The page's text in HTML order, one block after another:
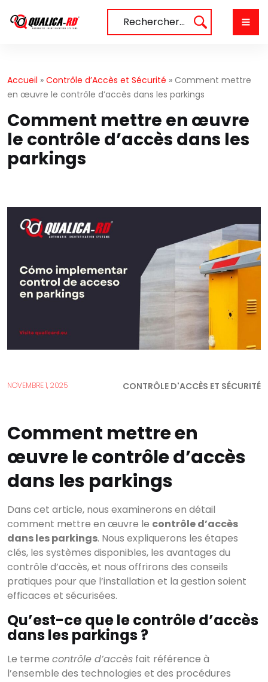
au
Rechercher…
Accueil » Contrôle d’Accès et Sécurité » Comment mettre
en œuvre le contrôle d’accès dans les parkings
Comment mettre en œuvre
le contrôle d’accès dans les
parkings
NOVEMBRE 1, 2025 CONTRÔLE D'ACCÈS ET SÉCURITÉ
Comment mettre en
œuvre le contrôle d’accès
dans les parkings
Dans cet article, nous examinerons en détail
comment mettre en œuvre le contrôle d’accès
dans les parkings. Nous expliquerons les étapes
clés, les systèmes disponibles, les avantages du
contrôle d’accès, et nous offrirons des conseils
pratiques pour que l’installation et la gestion soient
efficaces et sécurisées.
Qu’est-ce que le contrôle d’accès
dans les parkings ?
Le terme contrôle d’accès fait référence à
l’ensemble des technologies et des procédures